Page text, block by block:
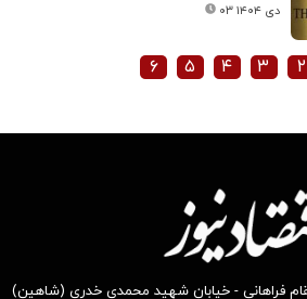
۰۳ دی ۱۴۰۴
۲ ۳ ۴ ۵ ۶
فراهانی - خیابان شهید محمدی خدری (شاهین)